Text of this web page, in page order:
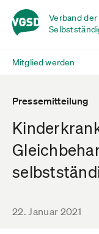
Verband
Mitglied werden
Pressemitteilung
22. Januar 2021